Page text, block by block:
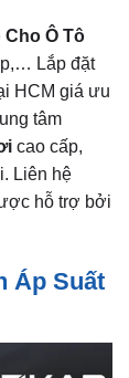
Cho Ô Tô
Lắp đặt
HCM giá ưu
tâm
cao cấp,
Liên hệ
hỗ trợ bởi
Áp Suất